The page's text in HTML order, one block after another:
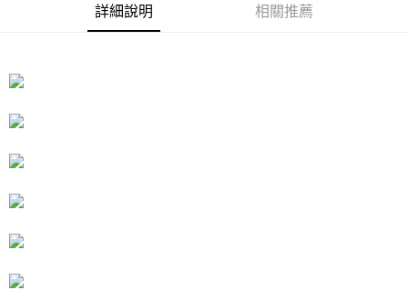
3.完整用戶服務條款，請詳閱以下連結：
https://oppay.tw/userRule
權轉讓予恩沛科技股份有限公司。
https://aftee.tw/terms/#terms3
３．未成年的使用者請事先徵得法定代理人或監護人之同意方可使用
任。
時審查核予不同之上限額度；若仍有額度不足之情形，本公司將視審查結果
請求用戶進行身份認證。
恩沛科技股份有限公司將有權停止該用戶之使用額度並採取法律行動。
詳細說明 相關推薦